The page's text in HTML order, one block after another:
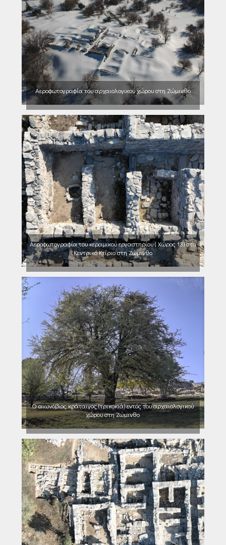
Αεροφωτογραφία του αρχαιολογικού χώρου στη Ζώμινθο
Αεροφωτογραφία του κεραμικού εργαστηρίου ( Χώρος 13) στο
Κεντρικό Κτίριο στη Ζώμινθο
Ο αιωνόβιος κράταιγος (τρικοκιά) εντός του αρχαιολογικού
χώρου στη Ζώμινθο